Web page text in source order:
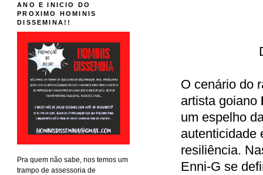
O cenário do
artista goiano
um espelho
autenticidade
resiliência.
Enni-G se
ANO E INICIO DO
PROXIMO HOMINIS
DISSEMINA!!
Pra quem não sabe, nos temos um
trampo de assessoria de